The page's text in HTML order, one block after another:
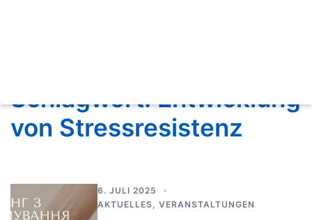
Schlagwort:Entwicklung
von Stressresistenz
6. JULI 2025
AKTUELLES ,VERANSTALTUNGEN